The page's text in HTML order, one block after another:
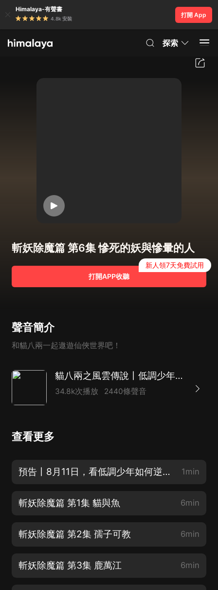
Himalaya-有聲書
4.8k 安裝
打開 App
探索
斬妖除魔篇 第6集 慘死的妖與慘暈的人
打開APP收聽
新人領7天免費試用
聲音簡介
和貓八兩一起遨遊仙俠世界吧！
貓八兩之風雲傳說丨低調少年逆大天丨奇喵宇宙
34.8k次播放 2440條聲音
查看更多
預告丨8月11日，看低調少年如何逆天！ 1min
斬妖除魔篇 第1集 貓與魚 6min
斬妖除魔篇 第2集 孺子可教 6min
斬妖除魔篇 第3集 鹿萬江 6min